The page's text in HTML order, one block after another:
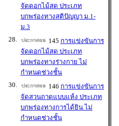
จัดดอกไม้สด ประเภท
บกพร่องทางสติปัญญา ม.1-
ม.3
28. 145 การแข่งขันการ
จัดดอกไม้สด ประเภท
บกพร่องทางร่างกาย ไม่
กำหนดช่วงชั้น
30. 146 การแข่งขันการ
จัดสวนถาดแบบแห้ง ประเภท
บกพร่องทางการได้ยิน ไม่
กำหนดช่วงชั้น